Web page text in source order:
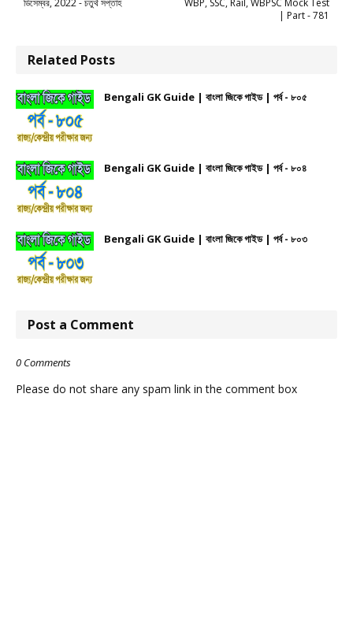
| Part - 781
Related Posts
Bengali GK Guide | বাংলা জিকে গাইড | পর্ব - ৮০৫
Bengali GK Guide | বাংলা জিকে গাইড | পর্ব - ৮০৪
Bengali GK Guide | বাংলা জিকে গাইড | পর্ব - ৮০৩
Post a Comment
0 Comments
Please do not share any spam link in the comment box